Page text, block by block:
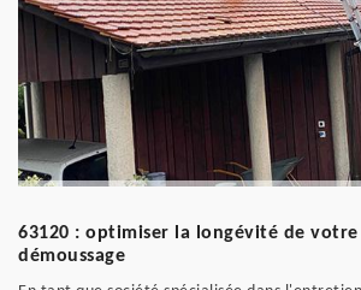
63120 : optimiser la longévité de
démoussage